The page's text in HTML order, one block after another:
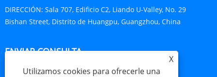
DIRECCIÓN: Sala 707, Edificio C2, Liando U-Valley, No. 29
Bishan Street, Distrito de Huangpu, Guangzhou, China
ENVIAR CONSULTA
X
Utilizamos cookies para ofrecerle una